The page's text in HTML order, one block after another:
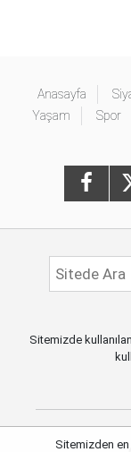
Anasayfa
Yaşam
Spor
Sitemizde
Sitemizden